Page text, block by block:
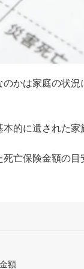
かは家庭の状
本的に遺された
亡保険金額の
額